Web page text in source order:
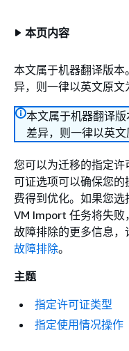
本页内容
本文属于机器翻译版
异，则一律以英文原文
本文属于机器翻译
差异，则一律以英文
您可以为迁移的指定
可证选项可以确保您
费得到优化。如果您选
VM Import 任务将失败
故障排除的更多信息，
故障排除。
主题
指定许可证类型
指定使用情况操作